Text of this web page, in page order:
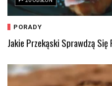
PORADY
Jakie Przekąski Sprawdzą